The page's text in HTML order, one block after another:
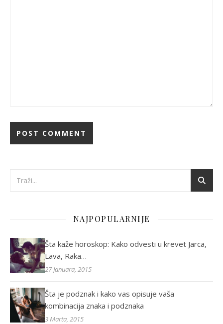
NAJPOPULARNIJE
Šta kaže horoskop: Kako odvesti u krevet Jarca,
Lava, Raka…
27 Januara, 2015
Šta je podznak i kako vas opisuje vaša
kombinacija znaka i podznaka
3 Marta, 2015